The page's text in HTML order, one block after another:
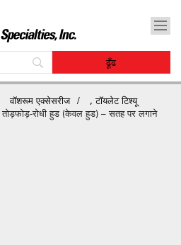
वॉशरूम एक्सेसरीज
, टॉयलेट टिश्यू
रोधी हुड (केवल हुड) – सतह पर लगाने